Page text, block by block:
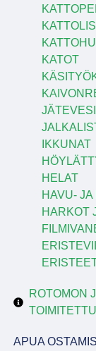
KATOT
IKKUNAT
HELAT
HAVU- JA
HARKOT
ROTOMON
APUA